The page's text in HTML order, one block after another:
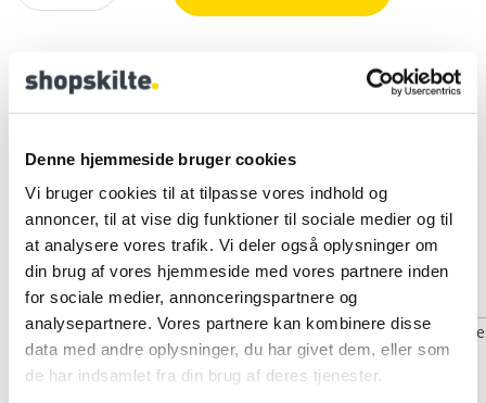
Denne hjemmeside bruger cookies
Vi bruger cookies til at tilpasse vores indhold og
annoncer, til at vise dig funktioner til sociale medier og til
at analysere vores trafik. Vi deler også oplysninger om
din brug af vores hjemmeside med vores partnere inden
for sociale medier, annonceringspartnere og
analysepartnere. Vores partnere kan kombinere disse
data med andre oplysninger, du har givet dem, eller som
de har indsamlet fra din brug af deres tjenester.
Du kunne også være interesseret i…
Messeudstyr, Messevægge
Messeudstyr, Messevægge
Tasker 2 stk. til Expo Wall
messevæg 3 sektioner